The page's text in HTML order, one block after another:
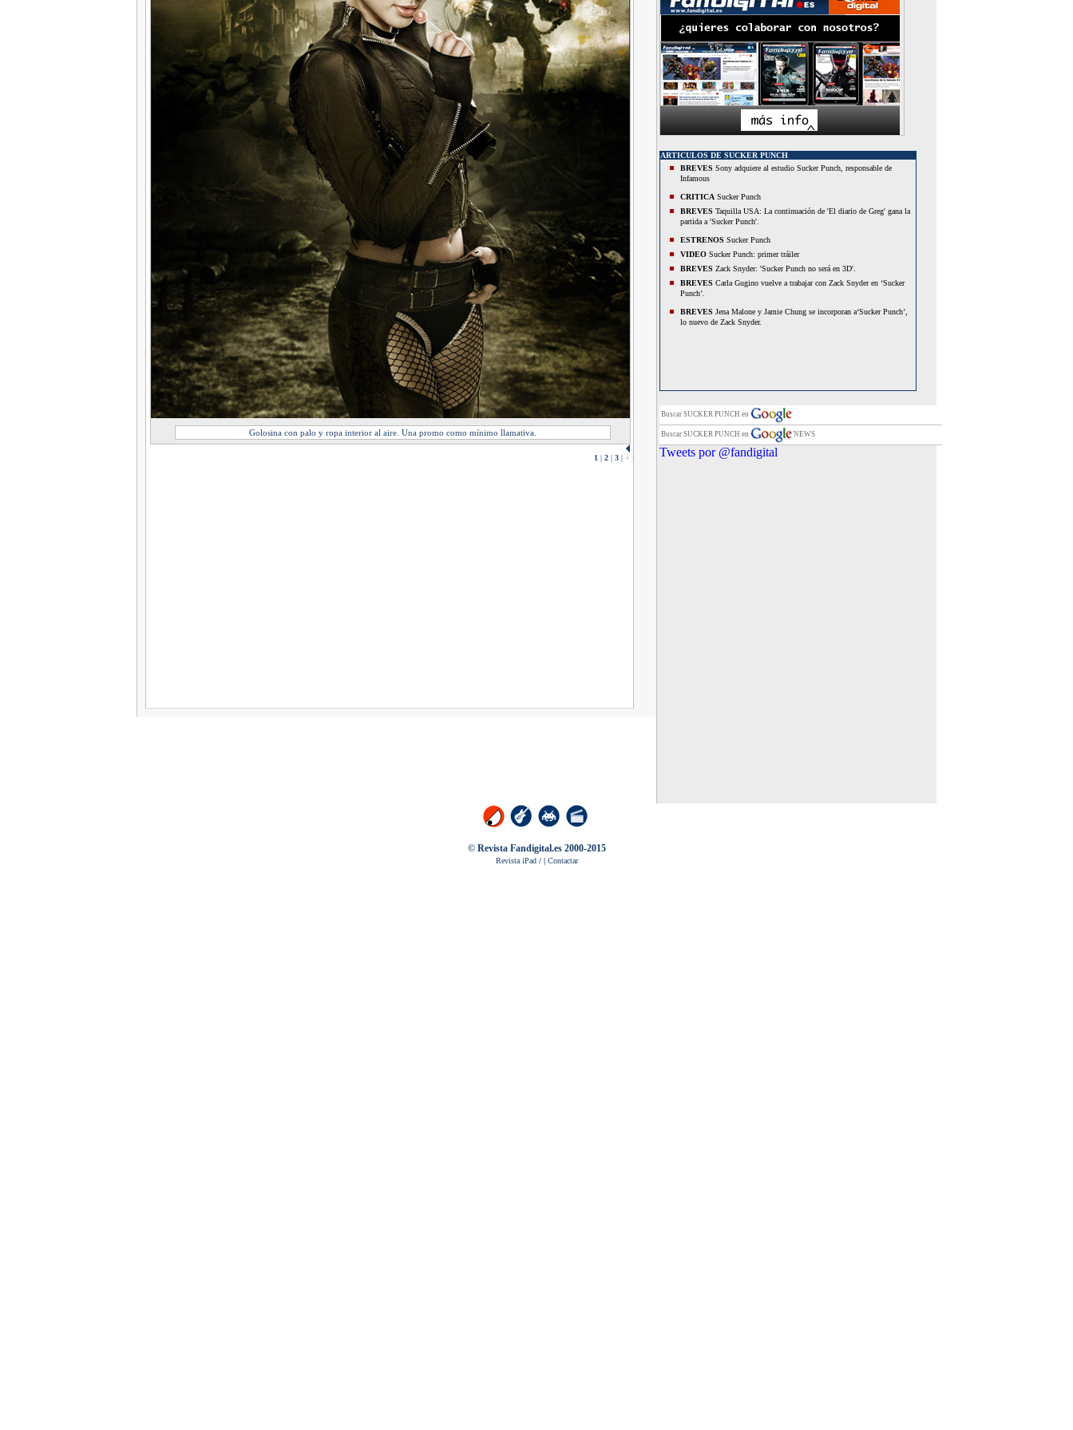
Golosina con palo y ropa interior al aire. Una promo como mínimo llamativa.
1 | 2| 3| 4|
ARTICULOS DE SUCKER PUNCH
BREVES Sony adquiere al estudio Sucker Punch, responsable de
Infamous
CRITICASucker Punch
BREVES Taquilla USA: La continuación de 'El diario de Greg' gana la
partida a 'Sucker Punch'.
ESTRENOS Sucker Punch
VIDEOSucker Punch: primer tráiler
BREVES Zack Snyder: 'Sucker Punch no será en 3D'.
BREVES Carla Gugino vuelve a trabajar con Zack Snyder en ‘Sucker
Punch’.
BREVES Jena Malone y Jamie Chung se incorporan a‘Sucker Punch’,
lo nuevo de Zack Snyder.
Buscar SUCKER PUNCH en
Buscar SUCKER PUNCH en NEWS
Tweets por @fandigital
© Revista Fandigital.es 2000-2015
Revista iPad / | Contactar